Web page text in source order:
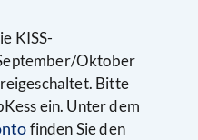
KISS-
Oktober
Bitte
ein. Unter dem
finden Sie den